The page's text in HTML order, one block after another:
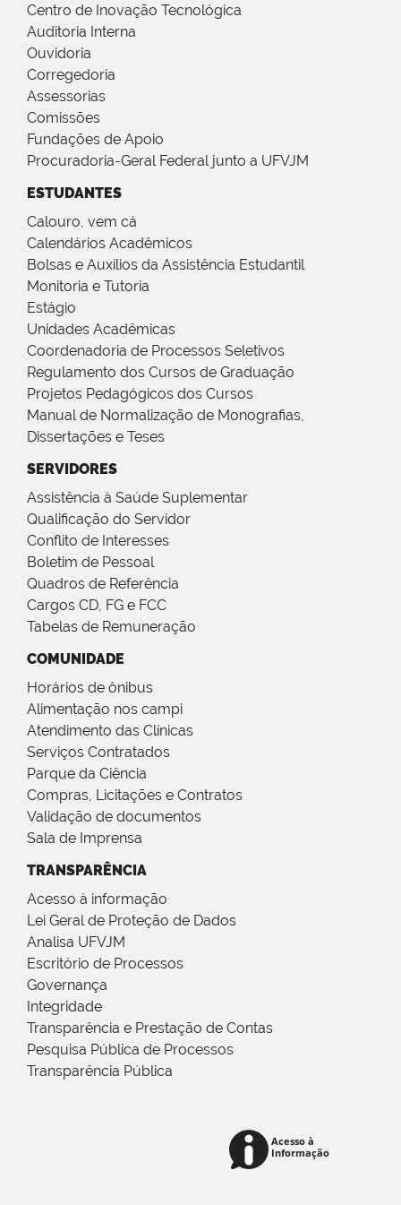
Centro de Inovação Tecnológica
Auditoria Interna
Ouvidoria
Corregedoria
Assessorias
Comissões
Fundações de Apoio
Procuradoria-Geral Federal junto a UFVJM
ESTUDANTES
Calouro, vem cá
Calendários Acadêmicos
Bolsas e Auxílios da Assistência Estudantil
Monitoria e Tutoria
Estágio
Unidades Acadêmicas
Coordenadoria de Processos Seletivos
Regulamento dos Cursos de Graduação
Projetos Pedagógicos dos Cursos
Manual de Normalização de Monografias,
Dissertações e Teses
SERVIDORES
Assistência à Saúde Suplementar
Qualificação do Servidor
Conflito de Interesses
Boletim de Pessoal
Quadros de Referência
Cargos CD, FG e FCC
Tabelas de Remuneração
COMUNIDADE
Horários de ônibus
Alimentação nos campi
Atendimento das Clínicas
Serviços Contratados
Parque da Ciência
Compras, Licitações e Contratos
Validação de documentos
Sala de Imprensa
TRANSPARÊNCIA
Acesso à informação
Lei Geral de Proteção de Dados
Analisa UFVJM
Escritório de Processos
Governança
Integridade
Transparência e Prestação de Contas
Pesquisa Pública de Processos
Transparência Pública